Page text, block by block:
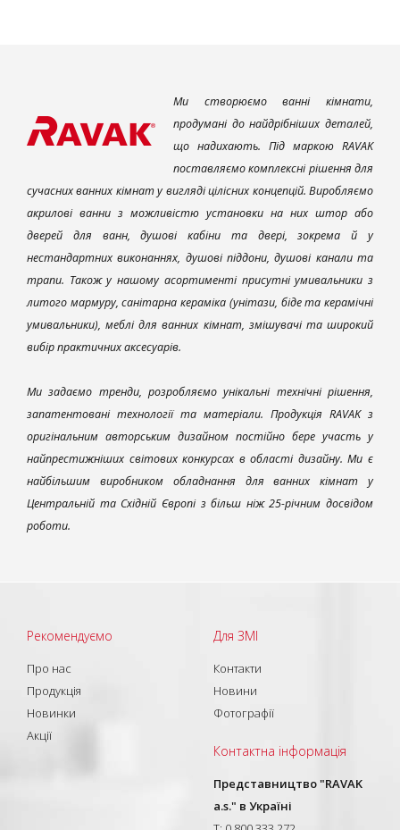
Ми створюємо ванні кімнати,
продумані до найдрібніших деталей,
що надихають. Під маркою RAVAK
поставляємо комплексні рішення для
сучасних ванних кімнат у вигляді цілісних концепцій. Виробляємо
акрилові ванни з можливістю установки на них штор або
дверей для ванн, душові кабіни та двері, зокрема й у
нестандартних виконаннях, душові піддони, душові канали та
трапи. Також у нашому асортименті присутні умивальники з
литого мармуру, санітарна кераміка (унітази, біде та керамічні
умивальники), меблі для ванних кімнат, змішувачі та широкий
вибір практичних аксесуарів.
Ми задаємо тренди, розробляємо унікальні технічні рішення,
запатентовані технології та матеріали. Продукція RAVAK з
оригінальним авторським дизайном постійно бере участь у
найпрестижніших світових конкурсах в області дизайну. Ми є
найбільшим виробником обладнання для ванних кімнат у
Центральній та Східній Європі з більш ніж 25-річним досвідом
роботи.
Рекомендуємо
Про нас
Продукція
Новинки
Акції
Для ЗМІ
Контакти
Новини
Фотографії
Контактна інформація
Представництво "RAVAK
a.s." в Україні